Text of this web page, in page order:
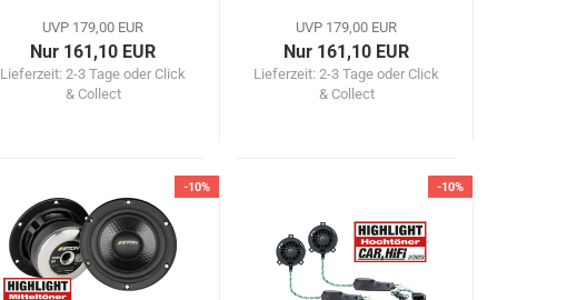
UVP 179,00 EUR
Nur 161,10 EUR
Lieferzeit: 2-3 Tage oder Click
& Collect
UVP 179,00 EUR
Nur 161,10 EUR
Lieferzeit: 2-3 Tage oder Click
& Collect
-10% -10%